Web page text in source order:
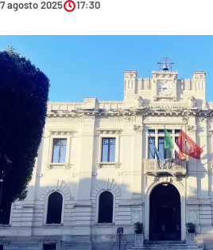
AMBIENTE
SOCIETÀ
CULTURA
ECONOMIA E LAVORO
EVENTI
SPORT
7 agosto 2025 17:30